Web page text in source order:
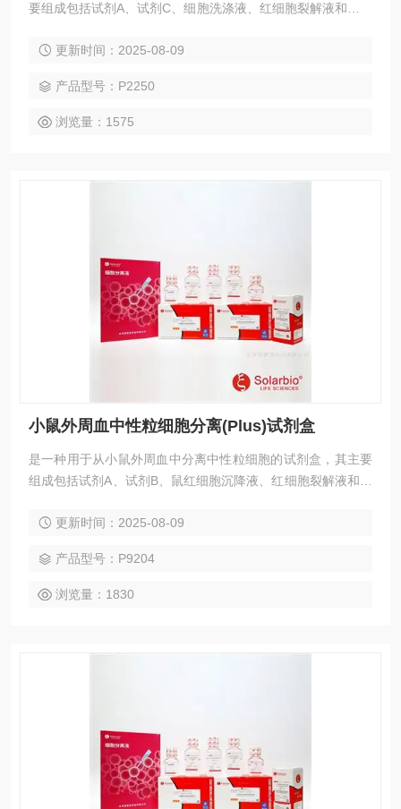
要组成包括试剂A、试剂C、细胞洗涤液、红细胞裂解液和全血
更新时间：2025-08-09
产品型号：P2250
浏览量：1575
小鼠外周血中性粒细胞分离(Plus)试剂盒
是一种用于从小鼠外周血中分离中性粒细胞的试剂盒，其主要
组成包括试剂A、试剂B、鼠红细胞沉降液、红细胞裂解液和细
更新时间：2025-08-09
产品型号：P9204
浏览量：1830